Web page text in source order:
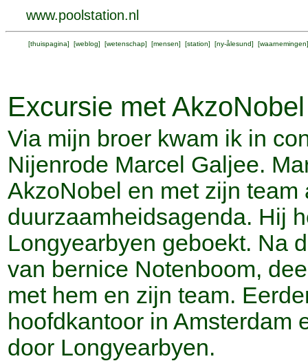
www.poolstation.nl
[thuispagina] [weblog] [wetenschap] [mensen] [station] [ny-ålesund] [waarnemingen
Excursie met AkzoNobel
Via mijn broer kwam ik in
Nijenrode Marcel Galjee.
AkzoNobel en met zijn
duurzaamheidsagenda. Hij
Longyearbyen geboekt. Na
van bernice Notenboom,
met hem en zijn team.
hoofdkantoor in Amsterdam
door Longyearbyen.